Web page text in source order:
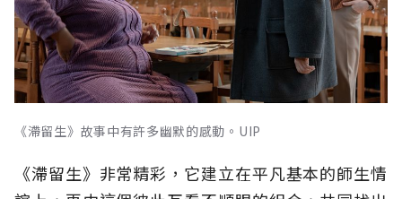
《滯留生》故事中有許多幽默的感動。UIP
《滯留生》非常精彩，它建立在平凡基本的師生情